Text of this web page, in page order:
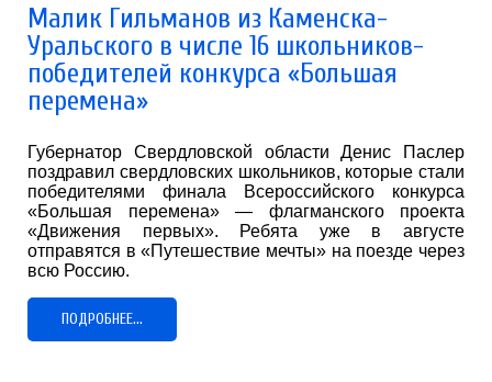
Малик Гильманов из Каменска-
Уральского в числе 16 школьников-
победителей конкурса «Большая
перемена»
Губернатор Свердловской области Денис Паслер
поздравил свердловских школьников, которые стали
победителями финала Всероссийского конкурса
«Большая перемена» — флагманского проекта
«Движения первых». Ребята уже в августе
отправятся в «Путешествие мечты» на поезде через
всю Россию.
ПОДРОБНЕЕ...